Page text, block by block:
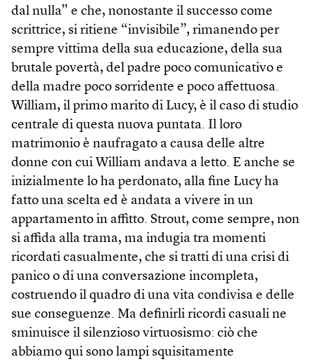
dal nulla” e che, nonostante il successo come
scrittrice, si ritiene “invisibile”, rimanendo per
sempre vittima della sua educazione, della sua
brutale povertà, del padre poco comunicativo e
della madre poco sorridente e poco affettuosa.
William, il primo marito di Lucy, è il caso di studio
centrale di questa nuova puntata. Il loro
matrimonio è naufragato a causa delle altre
donne con cui William andava a letto. E anche se
inizialmente lo ha perdonato, alla fine Lucy ha
fatto una scelta ed è andata a vivere in un
appartamento in affitto. Strout, come sempre, non
si affida alla trama, ma indugia tra momenti
ricordati casualmente, che si tratti di una crisi di
panico o di una conversazione incompleta,
costruendo il quadro di una vita condivisa e delle
sue conseguenze. Ma definirli ricordi casuali ne
sminuisce il silenzioso virtuosismo: ciò che
abbiamo qui sono lampi squisitamente